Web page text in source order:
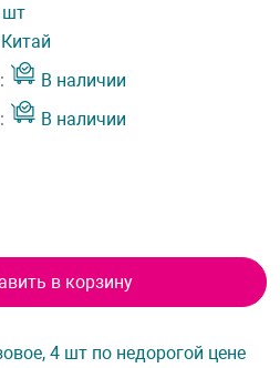
шт
Китай
В наличии
В наличии
в корзину
4 шт по недорогой цене